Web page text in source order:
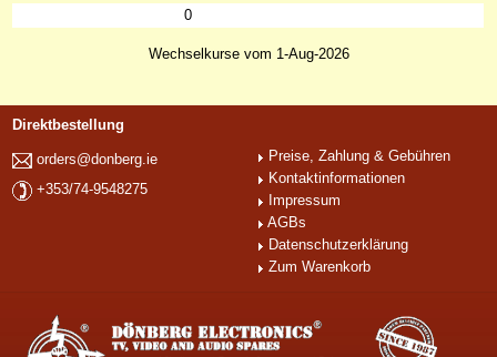
0
Wechselkurse vom 1-Aug-2026
Direktbestellung
orders@donberg.ie
+353/74-9548275
Preise, Zahlung & Gebühren
Kontaktinformationen
Impressum
AGBs
Datenschutzerklärung
Zum Warenkorb